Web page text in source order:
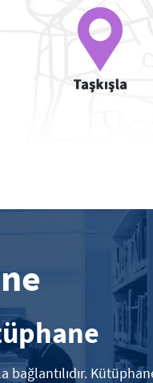
bağlantılıdır.